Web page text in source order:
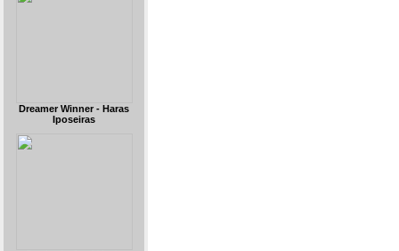
Dreamer Winner - Haras
Iposeiras